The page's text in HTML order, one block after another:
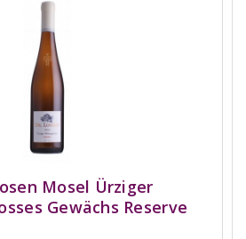
Mosel Ürziger
Gewächs Reserve